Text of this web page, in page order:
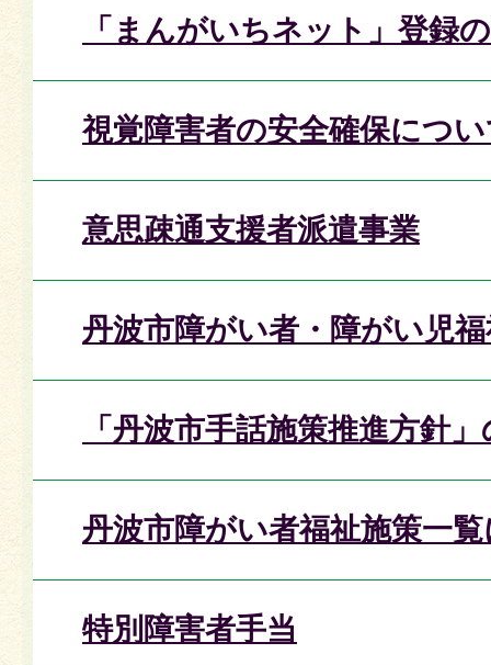
「まんがいちネット」登録
視覚障害者の安全確保につ
意思疎通支援者派遣事業
丹波市障がい者・障がい児
「丹波市手話施策推進方針
丹波市障がい者福祉施策一
特別障害者手当